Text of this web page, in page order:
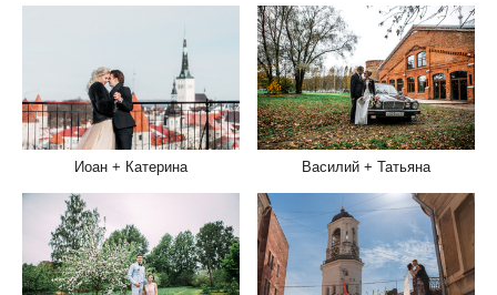
Иоан + Катерина Василий + Татьяна